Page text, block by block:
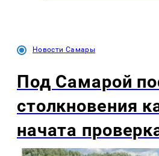
Новости Самары
Под Самарой
столкновения
начата